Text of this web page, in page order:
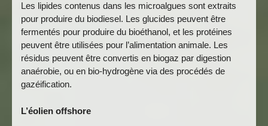
Les lipides contenus dans les microalgues sont extraits
pour produire du biodiesel. Les glucides peuvent être
fermentés pour produire du bioéthanol, et les protéines
peuvent être utilisées pour l’alimentation animale. Les
résidus peuvent être convertis en biogaz par digestion
anaérobie, ou en bio-hydrogène via des procédés de
gazéification.
L’éolien offshore